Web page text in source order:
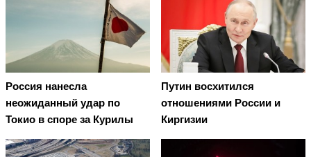
Россия нанесла
неожиданный удар по
Токио в споре за Курилы
Путин восхитился
отношениями России и
Киргизии